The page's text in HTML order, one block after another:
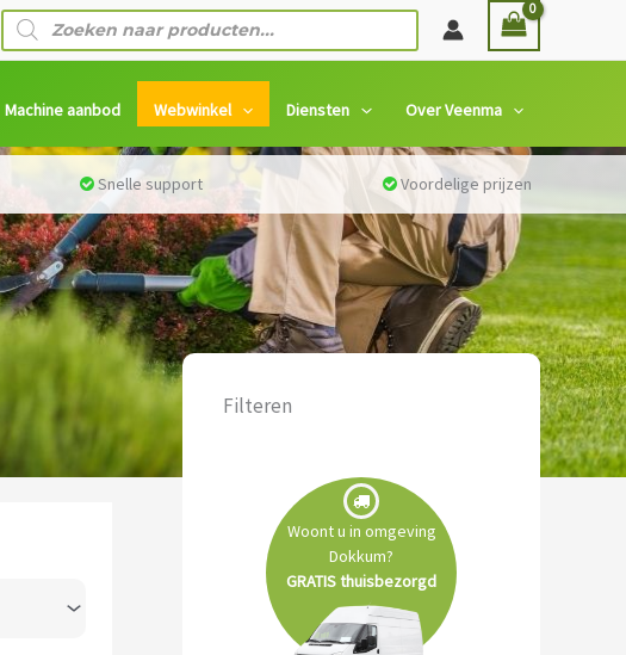
Producten
zoeken
Machine aanbod Webwinkel Diensten Over Veenma
Filteren
Woont u in omgeving
Dokkum?
GRATIS thuisbezorgd
Snelle support Voordelige prijzen